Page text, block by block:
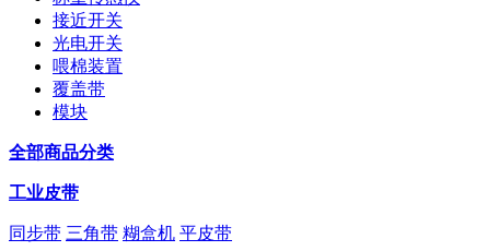
接近开关
光电开关
喂棉装置
覆盖带
模块
全部商品分类
工业皮带
同步带 三角带 糊盒机 平皮带